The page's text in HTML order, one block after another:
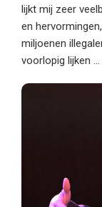
lijkt mij zeer
en
miljoenen
voorlopig lijken ...